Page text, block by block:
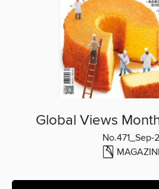
Global Views
No.471_Sep-